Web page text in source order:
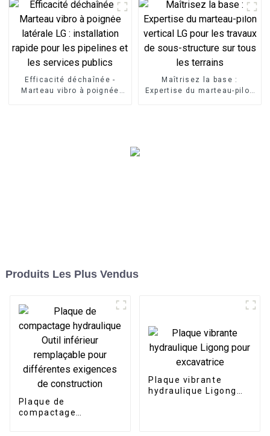
Efficacité déchaînée -
Marteau vibro à poignée
Maîtrisez la base :
Expertise du marteau-pilon
Produits Les Plus Vendus
Plaque de
compactage
Plaque vibrante
hydraulique Ligong